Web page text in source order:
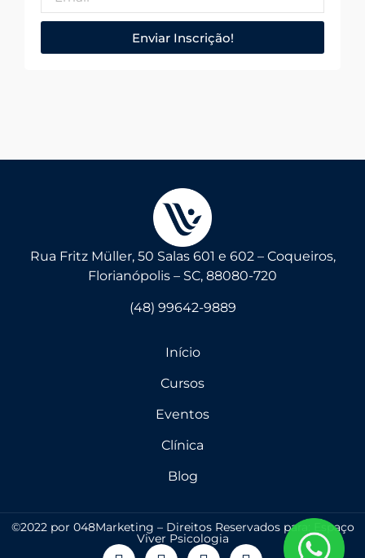
Enviar Inscrição!
Rua Fritz Müller, 50 Salas 601 e 602 – Coqueiros,
Florianópolis – SC, 88080-720
(48) 99642-9889
Início
Cursos
Eventos
Clínica
Blog
©2022 por 048Marketing – Direitos Reservados para: Espaço
Viver Psicologia